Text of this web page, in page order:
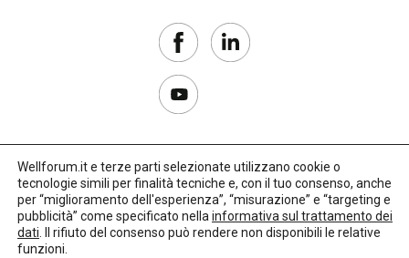
Copyright 2017–2026
Privacy Policy
Wellforum.it e terze parti selezionate utilizzano cookie o
tecnologie simili per finalità tecniche e, con il tuo consenso, anche
per “miglioramento dell'esperienza”, “misurazione” e “targeting e
pubblicità” come specificato nella informativa sul trattamento dei
dati . Il rifiuto del consenso può rendere non disponibili le relative
funzioni.